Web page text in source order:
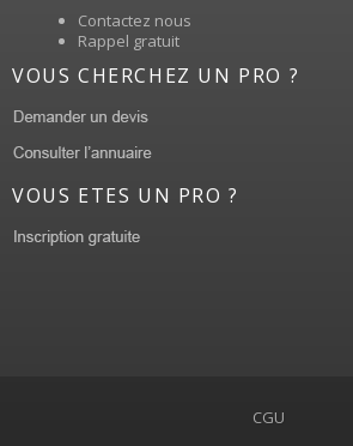
Contactez nous
Rappel gratuit
VOUS CHERCHEZ UN PRO ?
VOUS ETES UN PRO ?
CGU